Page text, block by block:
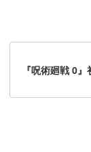
『呪術廻戦 0